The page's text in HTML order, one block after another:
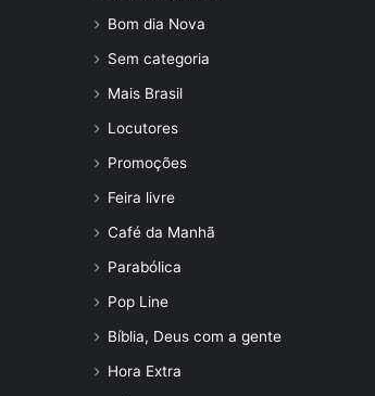
Bom dia Nova
Sem categoria
Mais Brasil
Locutores
Promoções
Feira livre
Café da Manhã
Parabólica
Pop Line
Bíblia, Deus com a gente
Hora Extra